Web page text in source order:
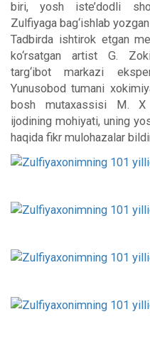
biri, yosh iste’dodli
Zulfiyaga bag‘ishlab
Tadbirda ishtirok etgan
ko‘rsatgan artist G.
targ‘ibot markazi
Yunusobod tumani
bosh mutaxassisi M. X
ijodining mohiyati, uning
haqida fikr mulohazalar